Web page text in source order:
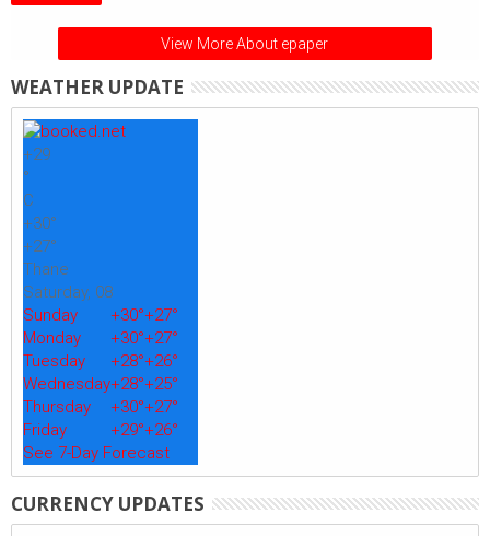
View More About epaper
WEATHER UPDATE
+29
°
C
+30°
+27°
Thane
Saturday, 08
Sunday
+30°+27°
Monday
+30°+27°
Tuesday
+28°+26°
Wednesday+28°+25°
Thursday
+30°+27°
Friday
+29°+26°
See 7-Day Forecast
CURRENCY UPDATES